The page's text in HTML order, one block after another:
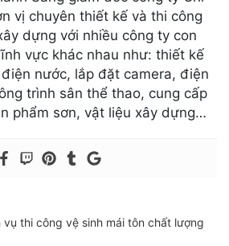
vị chuyên thiết kế và thi công
dựng với nhiều công ty con
vực khác nhau như: thiết kế
nước, lắp đặt camera, điện
trình sân thể thao, cung cấp
phẩm sơn, vật liệu xây dựng…
vụ thi công vệ sinh mái tôn chất lượng